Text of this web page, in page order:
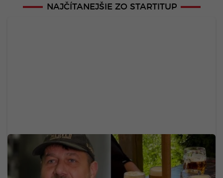
NAJČÍTANEJŠIE ZO STARTITUP
Po 10 rokoch končia s varením piva: Bratia
predávajú obľúbený pivovar a reštaurácie na